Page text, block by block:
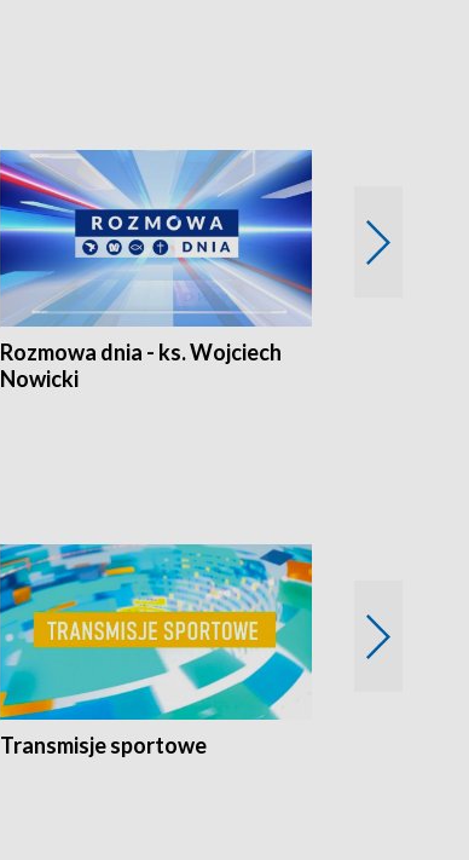
Rozmowa dnia - ks. Wojciech
Nowicki
Transmisje sportowe